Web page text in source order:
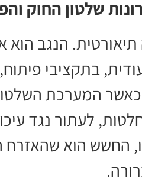
שלטון החוק
הנגב הוא
בתקציבי
כאשר המערכת
לעתור נגד
החשש הוא שהאזרח